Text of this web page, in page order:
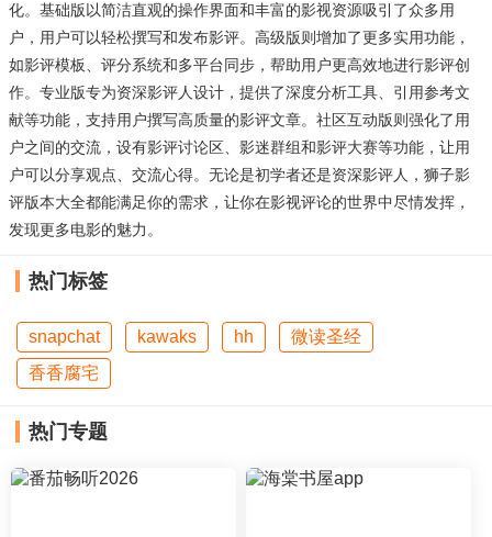
化。基础版以简洁直观的操作界面和丰富的影视资源吸引了众多用
户，用户可以轻松撰写和发布影评。高级版则增加了更多实用功能，
如影评模板、评分系统和多平台同步，帮助用户更高效地进行影评创
作。专业版专为资深影评人设计，提供了深度分析工具、引用参考文
献等功能，支持用户撰写高质量的影评文章。社区互动版则强化了用
户之间的交流，设有影评讨论区、影迷群组和影评大赛等功能，让用
户可以分享观点、交流心得。无论是初学者还是资深影评人，狮子影
评版本大全都能满足你的需求，让你在影视评论的世界中尽情发挥，
发现更多电影的魅力。
热门标签
snapchat kawaks hh
微读圣经
香香腐宅
热门专题